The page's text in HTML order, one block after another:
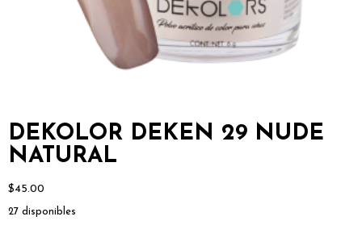
DEKOLOR DEKEN 29 NUDE
NATURAL
$45.00
27 disponibles